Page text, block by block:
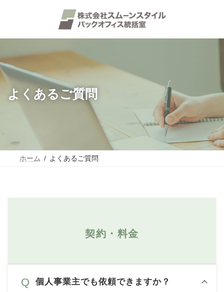
ツ
ス
キ
ッ
シ
ン
に
移
よくあるご質問
ホーム よくあるご質問
契約・料金
個人事業主でも依頼できますか？